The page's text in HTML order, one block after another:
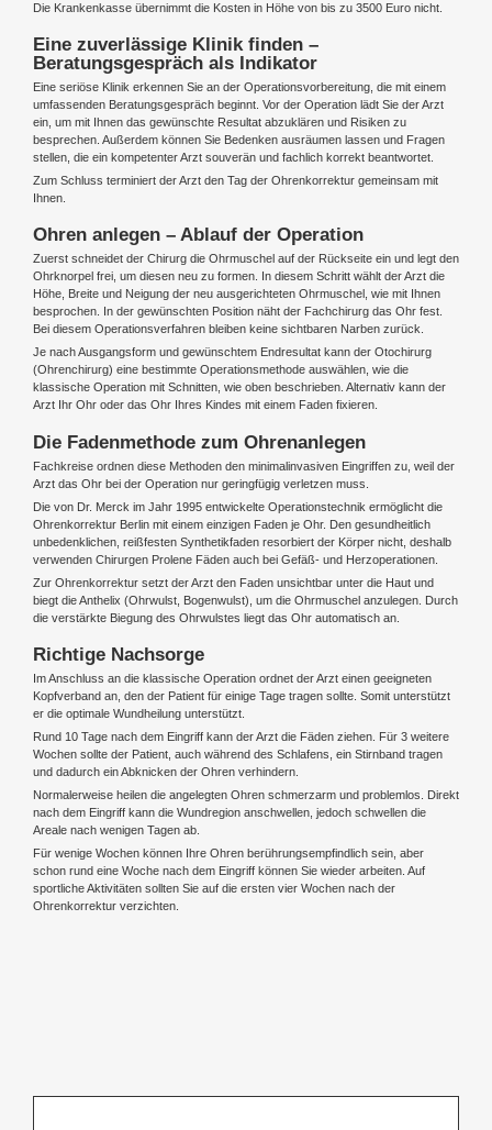
Die Krankenkasse übernimmt die Kosten in Höhe von bis zu 3500 Euro nicht.
Eine zuverlässige Klinik finden –
Beratungsgespräch als Indikator
Eine seriöse Klinik erkennen Sie an der Operationsvorbereitung, die mit einem
umfassenden Beratungsgespräch beginnt. Vor der Operation lädt Sie der Arzt
ein, um mit Ihnen das gewünschte Resultat abzuklären und Risiken zu
besprechen. Außerdem können Sie Bedenken ausräumen lassen und Fragen
stellen, die ein kompetenter Arzt souverän und fachlich korrekt beantwortet.
Zum Schluss terminiert der Arzt den Tag der Ohrenkorrektur gemeinsam mit
Ihnen.
Ohren anlegen – Ablauf der Operation
Zuerst schneidet der Chirurg die Ohrmuschel auf der Rückseite ein und legt den
Ohrknorpel frei, um diesen neu zu formen. In diesem Schritt wählt der Arzt die
Höhe, Breite und Neigung der neu ausgerichteten Ohrmuschel, wie mit Ihnen
besprochen. In der gewünschten Position näht der Fachchirurg das Ohr fest.
Bei diesem Operationsverfahren bleiben keine sichtbaren Narben zurück.
Je nach Ausgangsform und gewünschtem Endresultat kann der Otochirurg
(Ohrenchirurg) eine bestimmte Operationsmethode auswählen, wie die
klassische Operation mit Schnitten, wie oben beschrieben. Alternativ kann der
Arzt Ihr Ohr oder das Ohr Ihres Kindes mit einem Faden fixieren.
Die Fadenmethode zum Ohrenanlegen
Fachkreise ordnen diese Methoden den minimalinvasiven Eingriffen zu, weil der
Arzt das Ohr bei der Operation nur geringfügig verletzen muss.
Die von Dr. Merck im Jahr 1995 entwickelte Operationstechnik ermöglicht die
Ohrenkorrektur Berlin mit einem einzigen Faden je Ohr. Den gesundheitlich
unbedenklichen, reißfesten Synthetikfaden resorbiert der Körper nicht, deshalb
verwenden Chirurgen Prolene Fäden auch bei Gefäß- und Herzoperationen.
Zur Ohrenkorrektur setzt der Arzt den Faden unsichtbar unter die Haut und
biegt die Anthelix (Ohrwulst, Bogenwulst), um die Ohrmuschel anzulegen. Durch
die verstärkte Biegung des Ohrwulstes liegt das Ohr automatisch an.
Richtige Nachsorge
Im Anschluss an die klassische Operation ordnet der Arzt einen geeigneten
Kopfverband an, den der Patient für einige Tage tragen sollte. Somit unterstützt
er die optimale Wundheilung unterstützt.
Rund 10 Tage nach dem Eingriff kann der Arzt die Fäden ziehen. Für 3 weitere
Wochen sollte der Patient, auch während des Schlafens, ein Stirnband tragen
und dadurch ein Abknicken der Ohren verhindern.
Normalerweise heilen die angelegten Ohren schmerzarm und problemlos. Direkt
nach dem Eingriff kann die Wundregion anschwellen, jedoch schwellen die
Areale nach wenigen Tagen ab.
Für wenige Wochen können Ihre Ohren berührungsempfindlich sein, aber
schon rund eine Woche nach dem Eingriff können Sie wieder arbeiten. Auf
sportliche Aktivitäten sollten Sie auf die ersten vier Wochen nach der
Ohrenkorrektur verzichten.